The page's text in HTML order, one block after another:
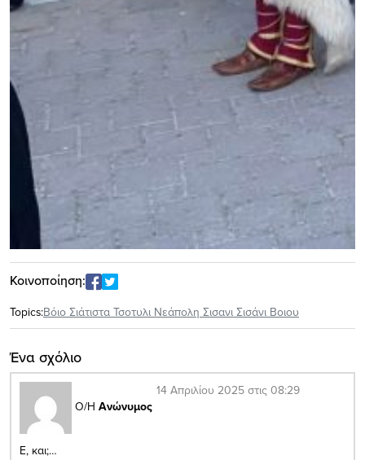
Κοινοποίηση:
Topics:Βόιο Σιάτιστα Τσοτυλι Νεάπολη Σισανι Σισάνι Βοιου
Ένα σχόλιο
Ο/Η Ανώνυμος
14 Απριλίου 2025 στις 08:29
Ε, και;…